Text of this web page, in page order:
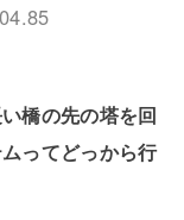
橋の先の塔を回
ってどっから行